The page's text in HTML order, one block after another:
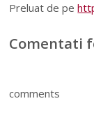
Preluat de pe
Comentati
comments